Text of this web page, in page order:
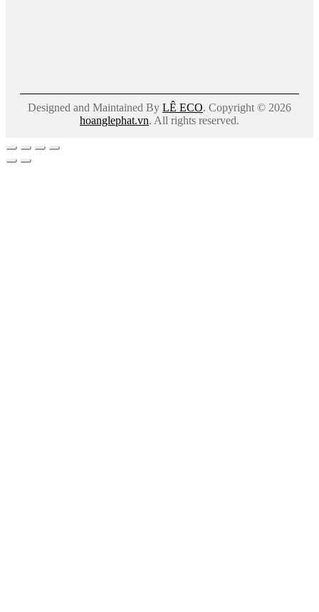
Designed and Maintained By LÊ ECO. Copyright © 2026
hoanglephat.vn. All rights reserved.